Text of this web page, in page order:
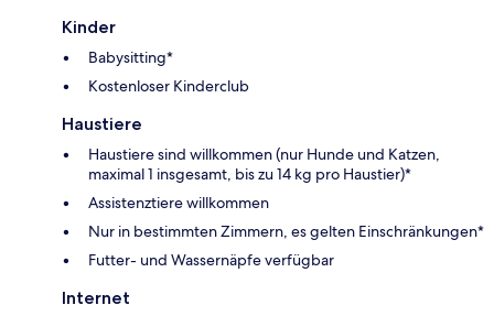
Kinder
Babysitting*
Kostenloser Kinderclub
Haustiere
Haustiere sind willkommen (nur Hunde und Katzen,
maximal 1 insgesamt, bis zu 14 kg pro Haustier)*
Assistenztiere willkommen
Nur in bestimmten Zimmern, es gelten Einschränkungen*
Futter- und Wassernäpfe verfügbar
Internet